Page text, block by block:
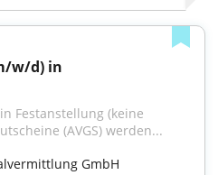
w/d) in
in Festanstellung (keine
(AVGS) werden...
GmbH